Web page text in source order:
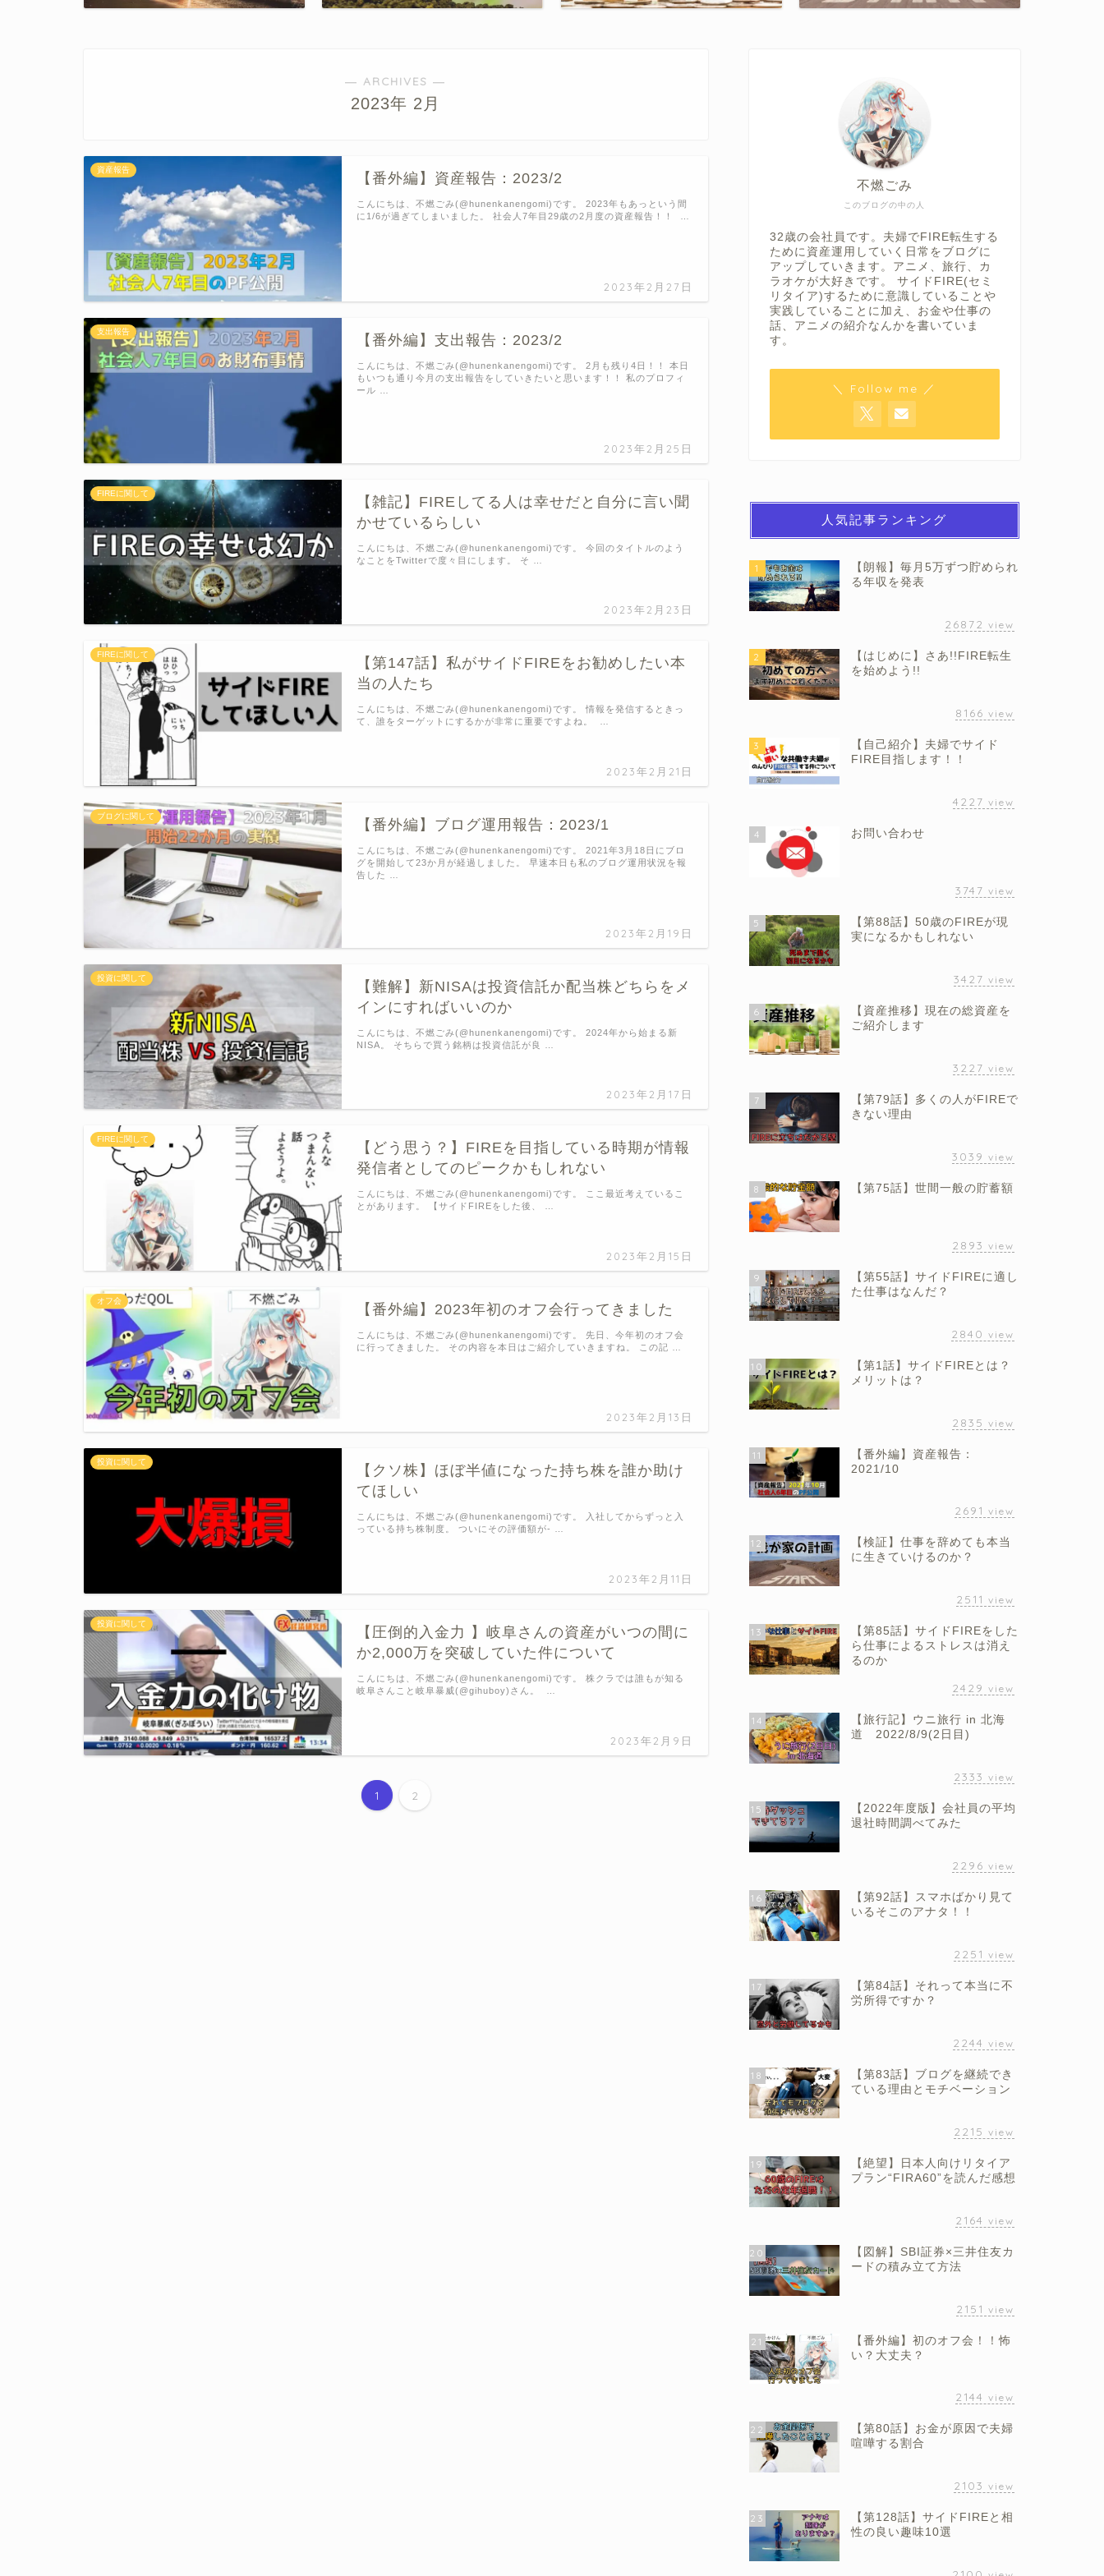
― ARCHIVES ―
2023年 2月
資産報告
【番外編】資産報告：2023/2
2023年2月27日
こんにちは、不燃ごみ(@hunenkanengomi)です。 2023年もあっという間
に1/6が過ぎてしまいました。 社会人7年目29歳の2月度の資産報告！！ …
支出報告
【番外編】支出報告：2023/2
2023年2月25日
こんにちは、不燃ごみ(@hunenkanengomi)です。 2月も残り4日！！ 本日
もいつも通り今月の支出報告をしていきたいと思います！！ 私のプロフィ
ール …
FIREに関して
【雑記】FIREしてる人は幸せだと自分に言い聞
かせているらしい
2023年2月23日
こんにちは、不燃ごみ(@hunenkanengomi)です。 今回のタイトルのよう
なことをTwitterで度々目にします。 そ …
FIREに関して
【第147話】私がサイドFIREをお勧めしたい本
当の人たち
2023年2月21日
こんにちは、不燃ごみ(@hunenkanengomi)です。 情報を発信するときっ
て、誰をターゲットにするかが非常に重要ですよね。 …
ブログに関して
【番外編】ブログ運用報告：2023/1
2023年2月19日
こんにちは、不燃ごみ(@hunenkanengomi)です。 2021年3月18日にブロ
グを開始して23か月が経過しました。 早速本日も私のブログ運用状況を報
告した …
投資に関して
【難解】新NISAは投資信託か配当株どちらをメ
インにすればいいのか
2023年2月17日
こんにちは、不燃ごみ(@hunenkanengomi)です。 2024年から始まる新
NISA。 そちらで買う銘柄は投資信託が良 …
FIREに関して
【どう思う？】FIREを目指している時期が情報
発信者としてのピークかもしれない
2023年2月15日
こんにちは、不燃ごみ(@hunenkanengomi)です。 ここ最近考えているこ
とがあります。 【サイドFIREをした後、 …
オフ会
【番外編】2023年初のオフ会行ってきました
2023年2月13日
こんにちは、不燃ごみ(@hunenkanengomi)です。 先日、今年初のオフ会
に行ってきました。 その内容を本日はご紹介していきますね。 この記 …
投資に関して
【クソ株】ほぼ半値になった持ち株を誰か助け
てほしい
2023年2月11日
こんにちは、不燃ごみ(@hunenkanengomi)です。 入社してからずっと入
っている持ち株制度。 ついにその評価額が‐ …
投資に関して
【圧倒的入金力 】岐阜さんの資産がいつの間に
か2,000万を突破していた件について
2023年2月9日
こんにちは、不燃ごみ(@hunenkanengomi)です。 株クラでは誰もが知る
岐阜さんこと岐阜暴威(@gihuboy)さん。 …
1 2
このブログの中の人
不燃ごみ
32歳の会社員です。夫婦でFIRE転生する
ために資産運用していく日常をブログに
アップしていきます。アニメ、旅行、カ
ラオケが大好きです。 サイドFIRE(セミ
リタイア)するために意識していることや
実践していることに加え、お金や仕事の
話、アニメの紹介なんかを書いていま
す。
＼ Follow me ／
人気記事ランキング
1
【朗報】毎月5万ずつ貯められ
る年収を発表
26872 view
2
【はじめに】さあ!!FIRE転生
を始めよう!!
8166 view
3
【自己紹介】夫婦でサイド
FIRE目指します！！
4227 view
4 お問い合わせ
3747 view
5
【第88話】50歳のFIREが現
実になるかもしれない
3427 view
6
【資産推移】現在の総資産を
ご紹介します
3227 view
7
【第79話】多くの人がFIREで
きない理由
3039 view
8 【第75話】世間一般の貯蓄額
2893 view
9
【第55話】サイドFIREに適し
た仕事はなんだ？
2840 view
10
【第1話】サイドFIREとは？
メリットは？
2835 view
11
【番外編】資産報告：
2021/10
2691 view
12
【検証】仕事を辞めても本当
に生きていけるのか？
2511 view
13
【第85話】サイドFIREをした
ら仕事によるストレスは消え
るのか
2429 view
14
【旅行記】ウニ旅行 in 北海
道 2022/8/9(2日目)
2333 view
15
【2022年度版】会社員の平均
退社時間調べてみた
2296 view
16
【第92話】スマホばかり見て
いるそこのアナタ！！
2251 view
17
【第84話】それって本当に不
労所得ですか？
2244 view
18
【第83話】ブログを継続でき
ている理由とモチベーション
2215 view
19
【絶望】日本人向けリタイア
プラン“FIRA60”を読んだ感想
2164 view
20
【図解】SBI証券×三井住友カ
ードの積み立て方法
2151 view
21
【番外編】初のオフ会！！怖
い？大丈夫？
2144 view
22
【第80話】お金が原因で夫婦
喧嘩する割合
2103 view
23
【第128話】サイドFIREと相
性の良い趣味10選